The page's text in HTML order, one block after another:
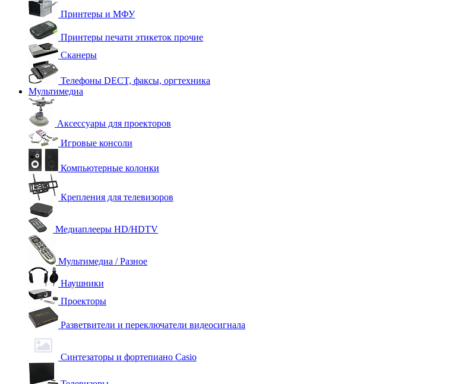
Принтеры и МФУ
Принтеры печати этикеток прочие
Сканеры
Телефоны DECT, факсы, оргтехника
Мультимедиа
Аксессуары для проекторов
Игровые консоли
Компьютерные колонки
Крепления для телевизоров
Медиаплееры HD/HDTV
Мультимедиа / Разное
Наушники
Проекторы
Разветвители и переключатели видеосигнала
Синтезаторы и фортепиано Casio